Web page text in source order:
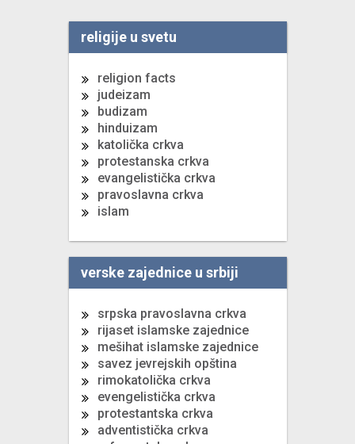
religije u svetu
religion facts
judeizam
budizam
hinduizam
katolička crkva
protestanska crkva
evangelistička crkva
pravoslavna crkva
islam
verske zajednice u srbiji
srpska pravoslavna crkva
rijaset islamske zajednice
mešihat islamske zajednice
savez jevrejskih opština
rimokatolička crkva
evengelistička crkva
protestantska crkva
adventistička crkva